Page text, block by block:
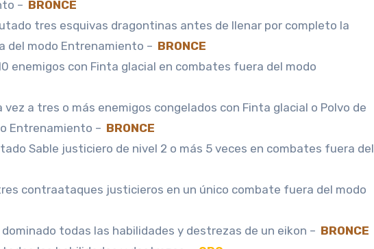
– BRONCE
tres esquivas dragontinas antes de llenar por completo la
del modo Entrenamiento – BRONCE
enemigos con Finta glacial en combates fuera del modo
vez a tres o más enemigos congelados con Finta glacial o Polvo de
Entrenamiento – BRONCE
Sable justiciero de nivel 2 o más 5 veces en combates fuera del
contraataques justicieros en un único combate fuera del modo
dominado todas las habilidades y destrezas de un eikon – BRONCE